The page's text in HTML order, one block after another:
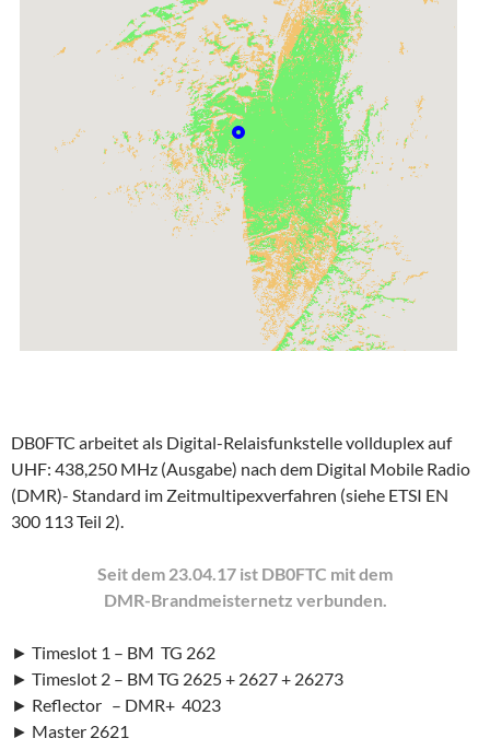
DB0FTC arbeitet als Digital-Relaisfunkstelle vollduplex auf
UHF: 438,250 MHz (Ausgabe) nach dem Digital Mobile Radio
(DMR)- Standard im Zeitmultipexverfahren (siehe ETSI EN
300 113 Teil 2).
Seit dem 23.04.17 ist DB0FTC mit dem
DMR-Brandmeisternetz verbunden.
► Timeslot 1 – BM TG 262
► Timeslot 2 – BM TG 2625 + 2627 + 26273
► Reflector – DMR+ 4023
► Master 2621